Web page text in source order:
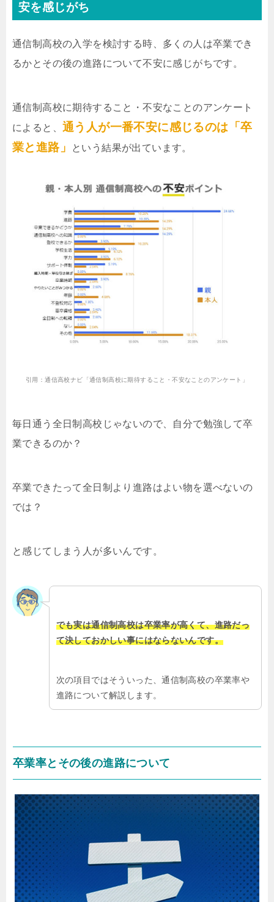
安を感じがち
通信制高校の入学を検討する時、多くの人は卒業でき
るかとその後の進路について不安に感じがちです。
通信制高校に期待すること・不安なことのアンケート
によると、 通う人が一番不安に感じるのは「卒
業と進路」
という結果が出ています。
引用：通信高校ナビ「通信制高校に期待すること・不安なことのアンケート」
毎日通う全日制高校じゃないので、自分で勉強して卒
業できるのか？
卒業できたって全日制より進路はよい物を選べないの
では？
と感じてしまう人が多いんです。
でも実は通信制高校は卒業率が高くて、進路だっ
て決しておかしい事にはならないんです。
次の項目ではそういった、通信制高校の卒業率や
進路について解説します。
卒業率とその後の進路について